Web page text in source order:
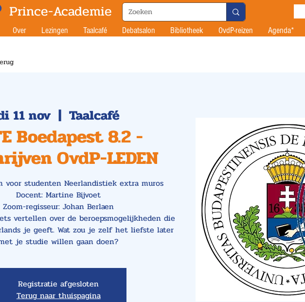
Prince-Academie
Over Lezingen Taalcafé Debatsalon Bibliotheek OvdP-reizen Agenda*
11 nov
  |
Taalcafé
Boedapest 8.2 -
OvdP-LEDEN
voor studenten Neerlandistiek extra muros
Docent: Martine Bijvoet
Zoom-regisseur: Johan Berlaen
vertellen over de beroepsmogelijkheden die
je geeft. Wat zou je zelf het liefste later
je studie willen gaan doen?
Registratie afgesloten
Terug naar thuispagina